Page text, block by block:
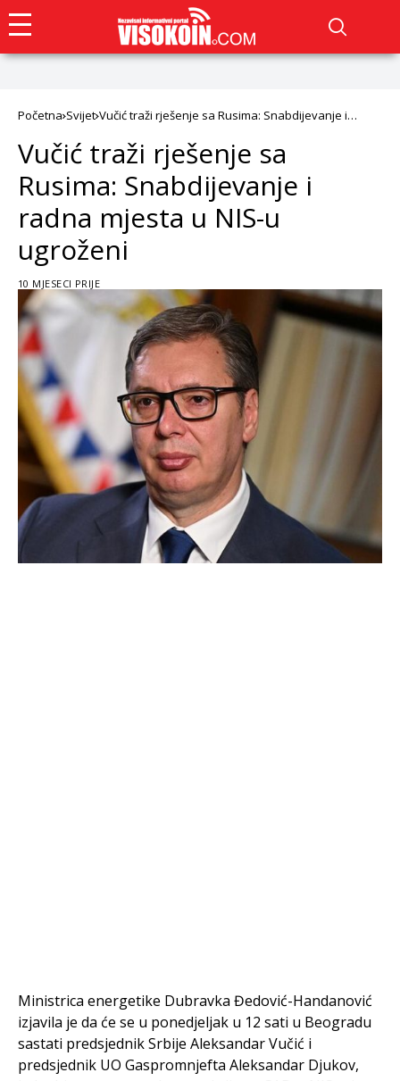
Početna Svijet Vučić traži rješenje sa Rusima: Snabdijevanje i
Vučić traži rješenje sa
Rusima: Snabdijevanje i
radna mjesta u NIS-u
ugroženi
10 MJESECI PRIJE
Ministrica energetike Dubravka Đedović-Handanović
izjavila je da će se u ponedjeljak u 12 sati u Beogradu
sastati predsjednik Srbije Aleksandar Vučić i
predsjednik UO Gaspromnjefta Aleksandar Djukov,